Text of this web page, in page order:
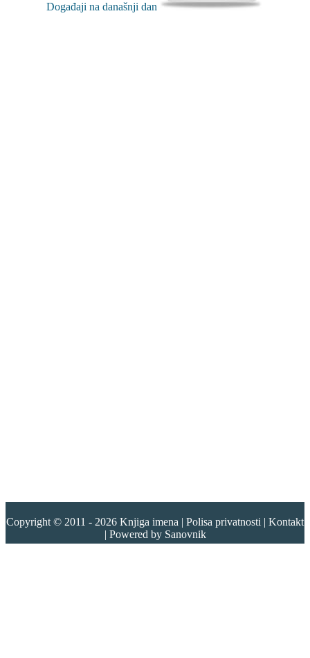
Događaji na današnji dan
Copyright © 2011 - 2026 Knjiga imena | Polisa privatnosti | Kontakt
| Powered by Sanovnik